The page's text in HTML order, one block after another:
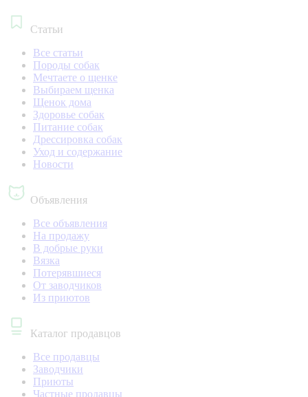
Статьи
Все статьи
Породы собак
Мечтаете о щенке
Выбираем щенка
Щенок дома
Здоровье собак
Питание собак
Дрессировка собак
Уход и содержание
Новости
Объявления
Все объявления
На продажу
В добрые руки
Вязка
Потерявшиеся
От заводчиков
Из приютов
Каталог продавцов
Все продавцы
Заводчики
Приюты
Частные продавцы